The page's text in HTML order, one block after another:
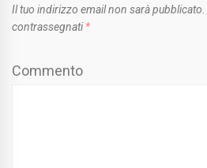
Il tuo indirizzo email non sarà pubblicato.
contrassegnati *
Commento